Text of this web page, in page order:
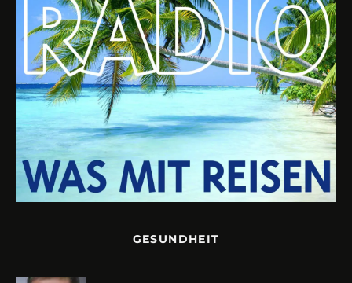
GESUNDHEIT